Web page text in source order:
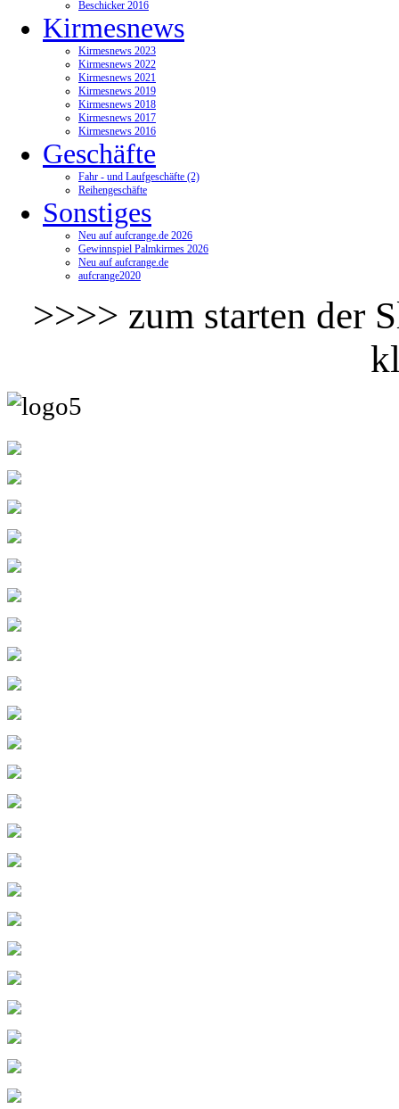
Beschicker 2016
Kirmesnews
Kirmesnews 2023
Kirmesnews 2022
Kirmesnews 2021
Kirmesnews 2019
Kirmesnews 2018
Kirmesnews 2017
Kirmesnews 2016
Geschäfte
Fahr - und Laufgeschäfte (2)
Reihengeschäfte
Sonstiges
Neu auf aufcrange.de 2026
Gewinnspiel Palmkirmes 2026
Neu auf aufcrange.de
aufcrange2020
>>>> zum starten der